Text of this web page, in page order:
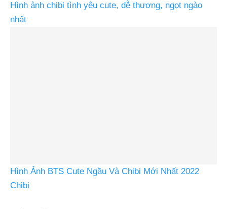
Hình ảnh chibi tình yêu cute, dễ thương, ngọt ngào
nhất
Hình Ảnh BTS Cute Ngầu Và Chibi Mới Nhất 2022
Chibi